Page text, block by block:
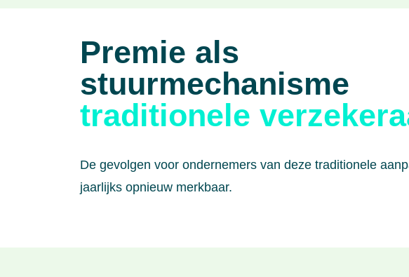
Premie als
stuurmechanisme
traditionele
De gevolgen voor ondernemers van deze traditionele
jaarlijks opnieuw merkbaar.